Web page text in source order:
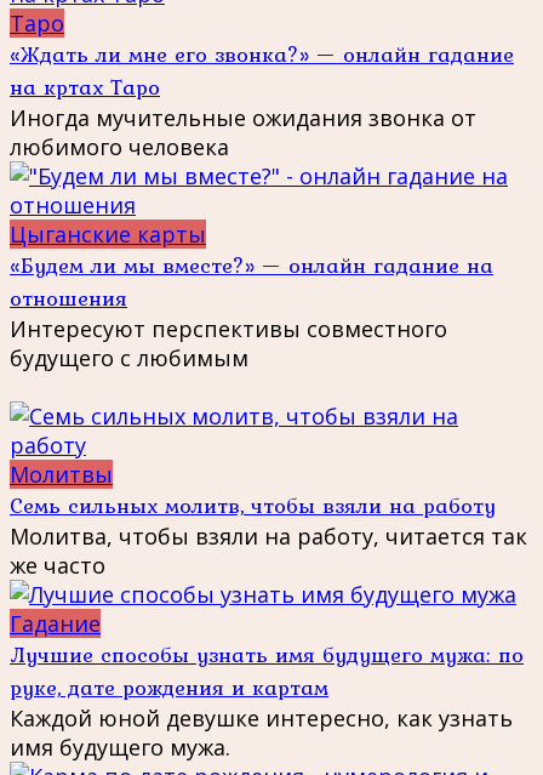
Таро
«Ждать ли мне его звонка?» — онлайн гадание
на кртах Таро
Иногда мучительные ожидания звонка от
любимого человека
Цыганские карты
«Будем ли мы вместе?» — онлайн гадание на
отношения
Интересуют перспективы совместного
будущего с любимым
Молитвы
Семь сильных молитв, чтобы взяли на работу
Молитва, чтобы взяли на работу, читается так
же часто
Гадание
Лучшие способы узнать имя будущего мужа: по
руке, дате рождения и картам
Каждой юной девушке интересно, как узнать
имя будущего мужа.